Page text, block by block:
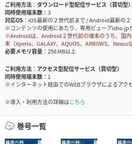
ご利用方法
ダウンロード型配信サービス（買切型）
同時使用端末数
3
対応OS
iOS最新の２世代前まで / Android最新の
※コンテンツの使用にあたり、専用ビューアisho.jp
※Androidは、Android２世代前の端末のうち、国
末（Xperia、GALAXY、AQUOS、ARROWS、
必要メモリ容量
256 MB以上
ご利用方法
アクセス型配信サービス（買切型）
同時使用端末数
1
※インターネット経由でのWEBブラウザによるアク
※導入・利用方法の詳細はこちら
巻号一覧